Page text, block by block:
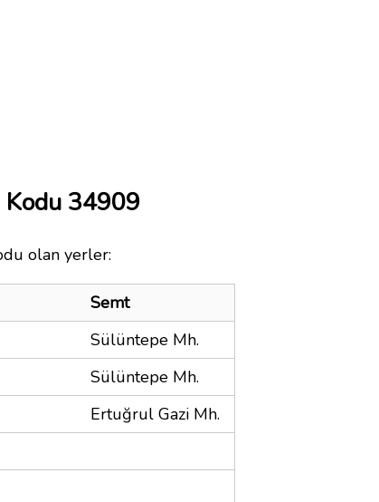
34909
olan yerler:
Semt
Sülüntepe Mh.
Sülüntepe Mh.
Ertuğrul Gazi Mh.